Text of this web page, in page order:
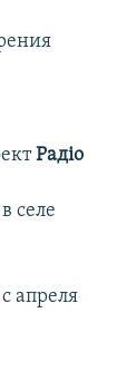
Радiо
селе
апреля